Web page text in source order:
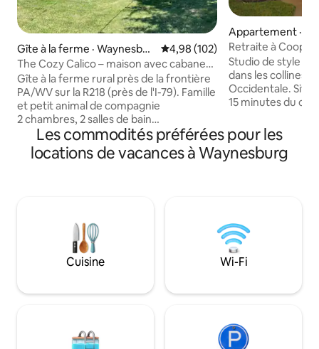
Gîte à la ferme · Waynesbur
g
Note moyenne de 4,98 sur 5,
4,98 (102)
The Cozy Calico – maison avec cabane
en prime.
Gîte à la ferme rural près de la frontière
PA/WV sur la R218 (près de l'I-79). Famille
et petit animal de compagnie
2 chambres, 2 salles de bain
(maître+loft). La maison peut accueillir 3
à 5 personnes (avec canapé). La cabane
supplémentaire peut accueillir 3 à
randonnée sur environ 67 acres. Haut-
parleur karaoké inclus. Dînez et profitez
d'une terrasse spacieuse avec une vue
magnifique. Salle à manger extérieure et
dispose d'ustensiles, de casseroles et de
Appartement ·
lls
Retraite à
Studio de style
dans les collines
Occidentale.
15 minutes du
forêt d'État de
spectaculaires
crépuscule à
équipée, d'une
douche à
d'un futon simple
voyageurs
Les commodités préférées pour les
locations de vacances à Waynesburg
Cuisine Wi-Fi